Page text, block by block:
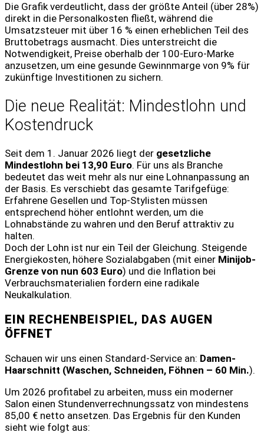
Die Grafik verdeutlicht, dass der größte Anteil (über 28%)
direkt in die Personalkosten fließt, während die
Umsatzsteuer mit über 16 % einen erheblichen Teil des
Bruttobetrags ausmacht. Dies unterstreicht die
Notwendigkeit, Preise oberhalb der 100-Euro-Marke
anzusetzen, um eine gesunde Gewinnmarge von 9% für
zukünftige Investitionen zu sichern.
Die neue Realität: Mindestlohn und
Kostendruck
Seit dem 1. Januar 2026 liegt der gesetzliche
Mindestlohn bei 13,90 Euro. Für uns als Branche
bedeutet das weit mehr als nur eine Lohnanpassung an
der Basis. Es verschiebt das gesamte Tarifgefüge:
Erfahrene Gesellen und Top-Stylisten müssen
entsprechend höher entlohnt werden, um die
Lohnabstände zu wahren und den Beruf attraktiv zu
halten.
Doch der Lohn ist nur ein Teil der Gleichung. Steigende
Energiekosten, höhere Sozialabgaben (mit einer Minijob-
Grenze von nun 603 Euro) und die Inflation bei
Verbrauchsmaterialien fordern eine radikale
Neukalkulation.
EIN RECHENBEISPIEL, DAS AUGEN
ÖFFNET
Schauen wir uns einen Standard-Service an: Damen-
Haarschnitt (Waschen, Schneiden, Föhnen – 60 Min.).
Um 2026 profitabel zu arbeiten, muss ein moderner
Salon einen Stundenverrechnungssatz von mindestens
85,00 € netto ansetzen. Das Ergebnis für den Kunden
sieht wie folgt aus: